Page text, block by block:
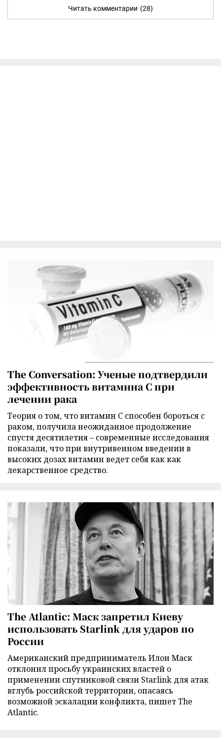
Читать комментарии (28)
The Conversation: Ученые подтвердили
эффективность витамина C при
лечении рака
Теория о том, что витамин C способен бороться с
раком, получила неожиданное продолжение
спустя десятилетия – современные исследования
показали, что при внутривенном введении в
высоких дозах витамин ведет себя как как
лекарственное средство.
The Atlantic: Маск запретил Киеву
использовать Starlink для ударов по
России
Американский предприниматель Илон Маск
отклонил просьбу украинских властей о
применении спутниковой связи Starlink для атак
вглубь российской территории, опасаясь
возможной эскалации конфликта, пишет The
Atlantic.